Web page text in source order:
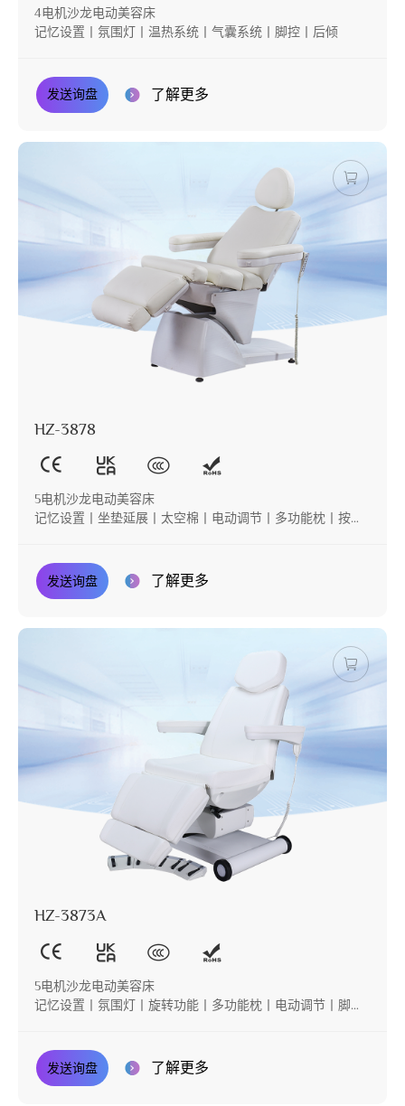
4电机沙龙电动美容床
记忆设置丨氛围灯丨温热系统丨气囊系统丨脚控丨后倾
发送询盘 了解更多
HZ-3878
5电机沙龙电动美容床
记忆设置丨坐垫延展丨太空棉丨电动调节丨多功能枕丨按键
发送询盘 了解更多
HZ-3873A
5电机沙龙电动美容床
记忆设置丨氛围灯丨旋转功能丨多功能枕丨电动调节丨脚控
发送询盘 了解更多